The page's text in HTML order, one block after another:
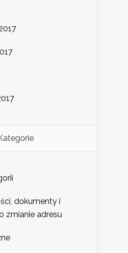
dokumenty i
zmianie adresu